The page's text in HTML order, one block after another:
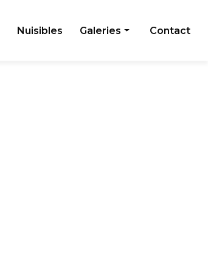
Nuisibles Galeries Contact